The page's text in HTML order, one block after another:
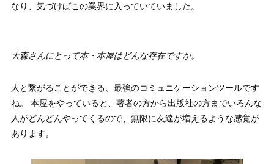
なり、気づけばこの業界に入っていていました。
大森さんにとって本・本屋はどんな存在ですか。
人と繋がることができる、最強のコミュニケーションツールです
ね。 本屋をやっていると、著者の方から出版社の方までいろんな
人がどんどんやってくるので、無限に友達が増えるような感覚が
あります。